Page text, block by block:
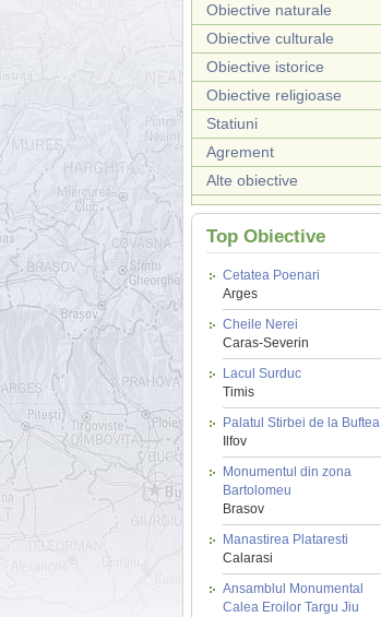
Obiective naturale
Obiective culturale
Obiective istorice
Obiective religioase
Statiuni
Agrement
Alte obiective
Top Obiective
Cetatea Poenari
Arges
Cheile Nerei
Caras-Severin
Lacul Surduc
Timis
Palatul Stirbei de la Buftea
Ilfov
Monumentul din zona
Bartolomeu
Brasov
Manastirea Plataresti
Calarasi
Ansamblul Monumental
Calea Eroilor Targu Jiu